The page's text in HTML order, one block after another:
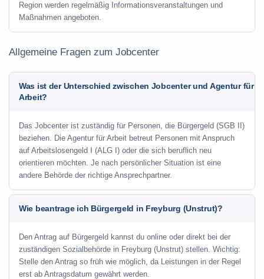
Region werden regelmäßig Informationsveranstaltungen und
Maßnahmen angeboten.
Allgemeine Fragen zum Jobcenter
Was ist der Unterschied zwischen Jobcenter und Agentur für
Arbeit?
Das Jobcenter ist zuständig für Personen, die Bürgergeld (SGB II)
beziehen. Die Agentur für Arbeit betreut Personen mit Anspruch
auf Arbeitslosengeld I (ALG I) oder die sich beruflich neu
orientieren möchten. Je nach persönlicher Situation ist eine
andere Behörde der richtige Ansprechpartner.
Wie beantrage ich Bürgergeld in Freyburg (Unstrut)?
Den Antrag auf Bürgergeld kannst du online oder direkt bei der
zuständigen Sozialbehörde in Freyburg (Unstrut) stellen. Wichtig:
Stelle den Antrag so früh wie möglich, da Leistungen in der Regel
erst ab Antragsdatum gewährt werden.